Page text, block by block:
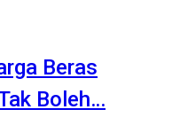
Beras
Boleh…